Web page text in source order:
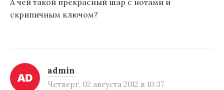
скрипичным ключом?
admin
Четверг, 02 августа 2012 в 10:37